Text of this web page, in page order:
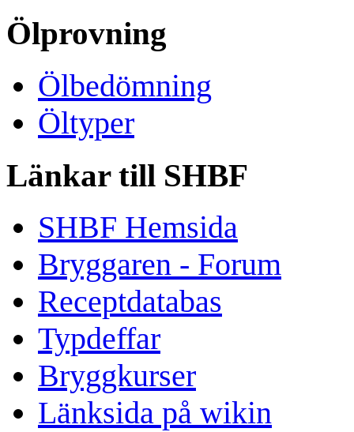
Ölprovning
Ölbedömning
Öltyper
Länkar till SHBF
SHBF Hemsida
Bryggaren - Forum
Receptdatabas
Typdeffar
Bryggkurser
Länksida på wikin